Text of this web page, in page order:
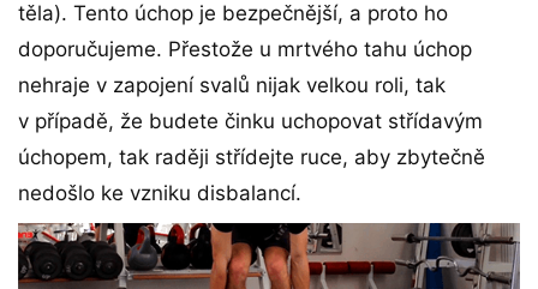
těla). Tento úchop je bezpečnější, a proto ho
doporučujeme. Přestože u mrtvého tahu úchop
nehraje v zapojení svalů nijak velkou roli, tak
v případě, že budete činku uchopovat střídavým
úchopem, tak raději střídejte ruce, aby zbytečně
nedošlo ke vzniku disbalancí.